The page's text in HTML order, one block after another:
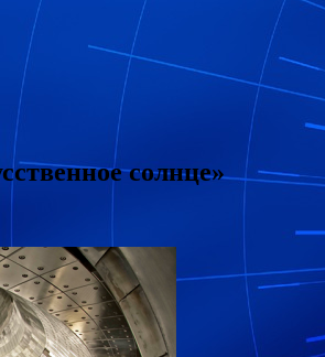
солнце»